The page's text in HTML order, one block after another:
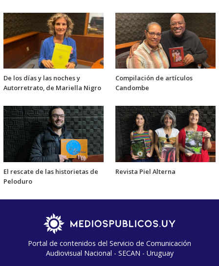
De los días y las noches y
Autorretrato, de Mariella Nigro
Compilación de artículos
Candombe
El rescate de las historietas de
Peloduro
Revista Piel Alterna
Portal de contenidos del Servicio de Comunicación
Audiovisual Nacional - SECAN - Uruguay